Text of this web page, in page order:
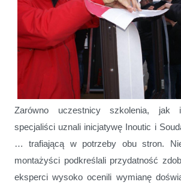
Zarówno uczestnicy szkolenia, jak
specjaliści uznali inicjatywę Inoutic i
… trafiającą w potrzeby obu stron.
montażyści podkreślali przydatność
eksperci wysoko ocenili wymianę